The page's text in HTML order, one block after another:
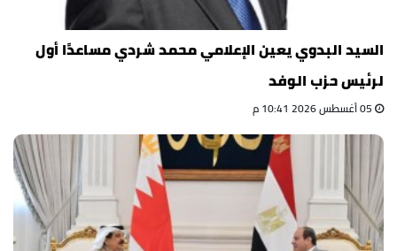
السيد البدوي يعين الإعلامي محمد شردي مساعدًا أول
لرئيس حزب الوفد